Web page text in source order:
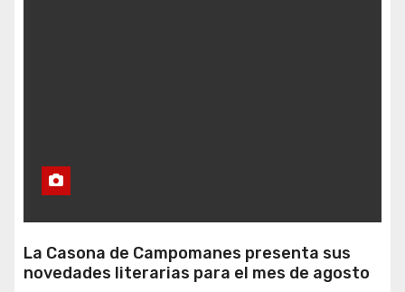
La Casona de Campomanes presenta sus
novedades literarias para el mes de agosto